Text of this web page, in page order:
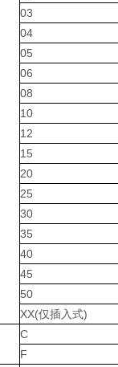
03
04
05
06
08
10
12
15
20
25
30
35
40
45
50
XX(仅插入式)
C
F